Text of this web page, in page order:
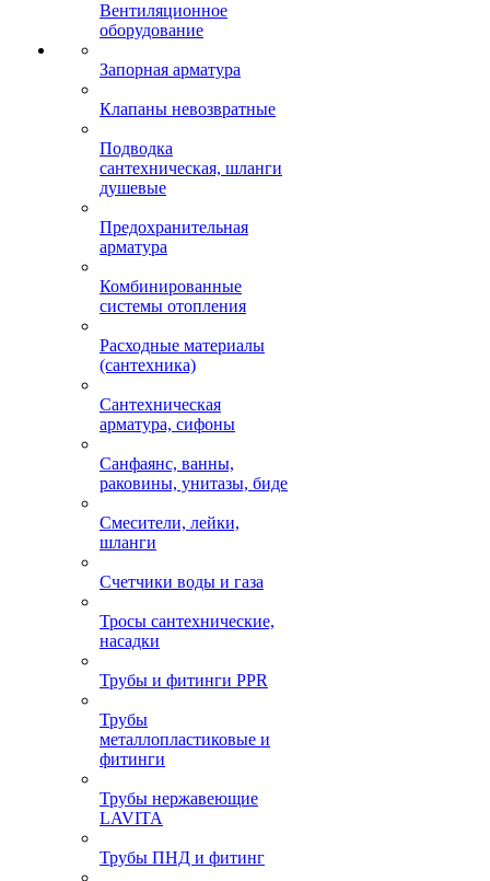
Вентиляционное
оборудование
Запорная арматура
Клапаны невозвратные
Подводка
сантехническая, шланги
душевые
Предохранительная
арматура
Комбинированные
системы отопления
Расходные материалы
(сантехника)
Сантехническая
арматура, сифоны
Санфаянс, ванны,
раковины, унитазы, биде
Смесители, лейки,
шланги
Счетчики воды и газа
Тросы сантехнические,
насадки
Трубы и фитинги PPR
Трубы
металлопластиковые и
фитинги
Трубы нержавеющие
LAVITA
Трубы ПНД и фитинг